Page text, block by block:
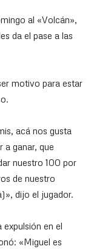
al «Volcán»,
da el pase a las
motivo para estar
acá nos gusta
a ganar, que
nuestro 100 por
de nuestro
dijo el jugador.
en el
«Miguel es